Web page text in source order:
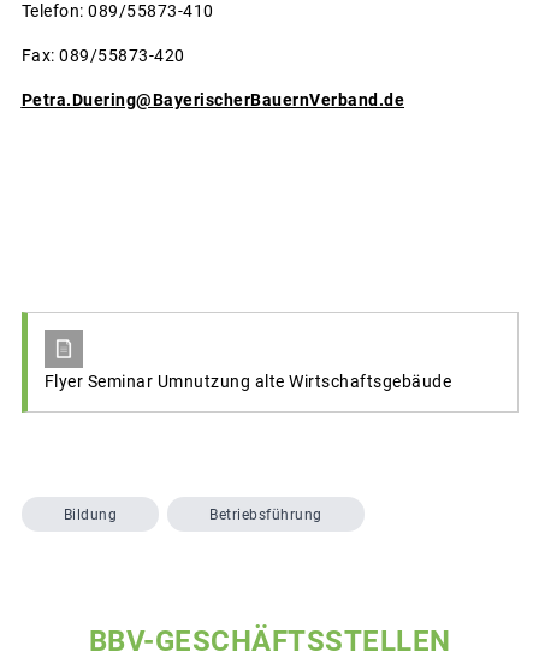
Telefon: 089/55873-410
Fax: 089/55873-420
Petra.Duering@BayerischerBauernVerband.de
Flyer Seminar Umnutzung alte Wirtschaftsgebäude
Bildung Betriebsführung
BBV-GESCHÄFTSSTELLEN